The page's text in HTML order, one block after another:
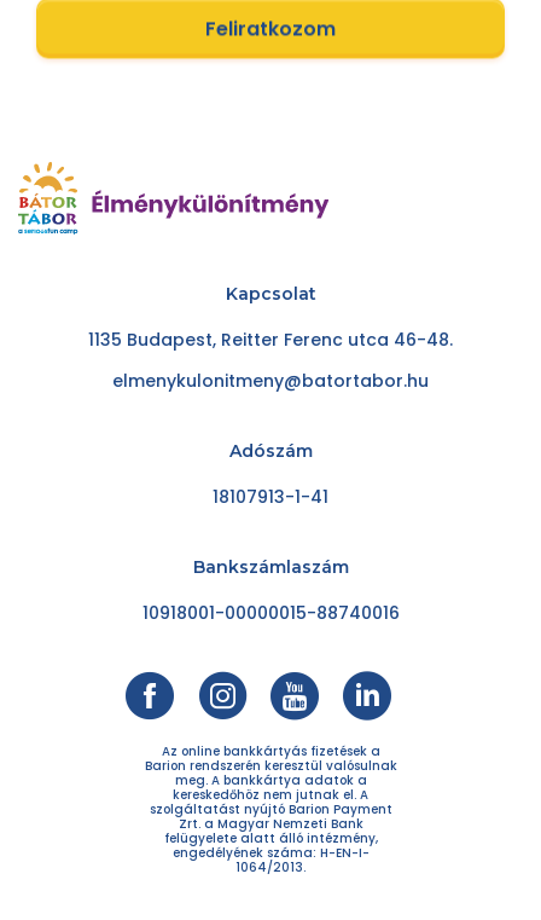
Feliratkozom
Kapcsolat
1135 Budapest, Reitter Ferenc utca 46-48.
elmenykulonitmeny@batortabor.hu
Adószám
18107913-1-41
Bankszámlaszám
10918001-00000015-88740016
Az online bankkártyás fizetések a
Barion rendszerén keresztül valósulnak
meg. A bankkártya adatok a
kereskedőhöz nem jutnak el. A
szolgáltatást nyújtó Barion Payment
Zrt. a Magyar Nemzeti Bank
felügyelete alatt álló intézmény,
engedélyének száma: H-EN-I-
1064/2013.